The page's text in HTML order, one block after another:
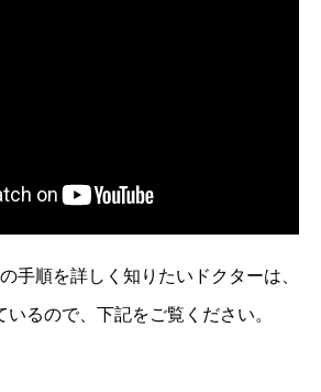
手順を詳しく知りたいドクターは、
るので、下記をご覧ください。